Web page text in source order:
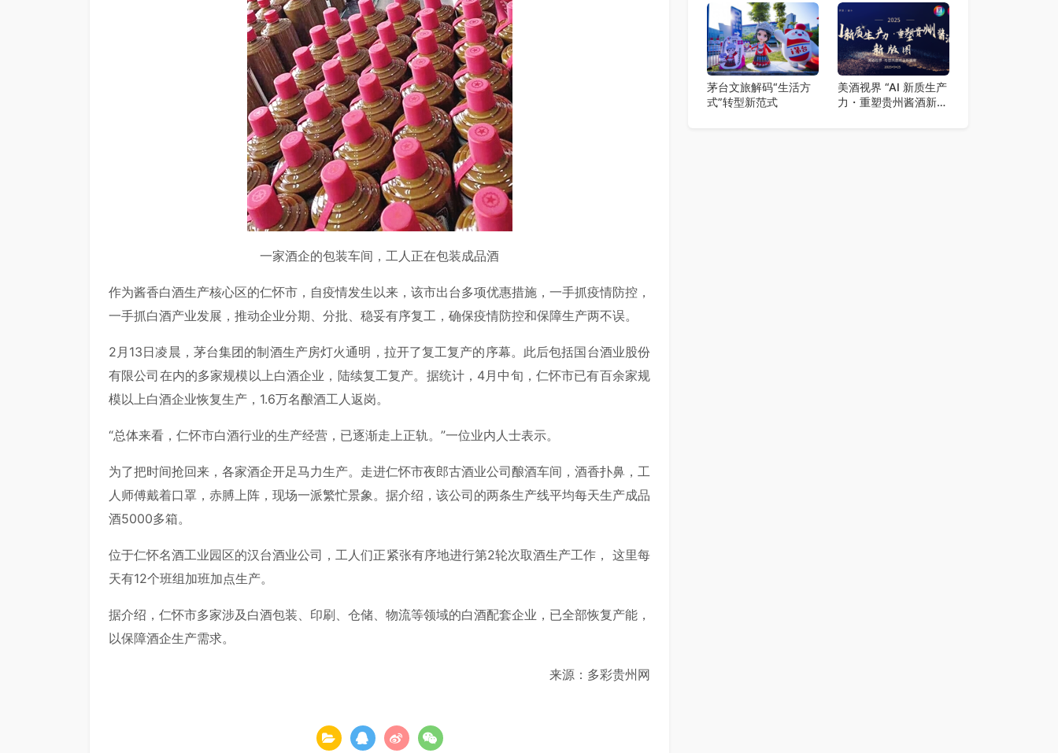
一家酒企的包装车间，工人正在包装成品酒
作为酱香白酒生产核心区的仁怀市，自疫情发生以来，该市出台多项优惠措施，一手抓疫情防控，
一手抓白酒产业发展，推动企业分期、分批、稳妥有序复工，确保疫情防控和保障生产两不误。
2月13日凌晨，茅台集团的制酒生产房灯火通明，拉开了复工复产的序幕。此后包括国台酒业股份
有限公司在内的多家规模以上白酒企业，陆续复工复产。据统计，4月中旬，仁怀市已有百余家规
模以上白酒企业恢复生产，1.6万名酿酒工人返岗。
“总体来看，仁怀市白酒行业的生产经营，已逐渐走上正轨。”一位业内人士表示。
为了把时间抢回来，各家酒企开足马力生产。走进仁怀市夜郎古酒业公司酿酒车间，酒香扑鼻，工
人师傅戴着口罩，赤膊上阵，现场一派繁忙景象。据介绍，该公司的两条生产线平均每天生产成品
酒5000多箱。
位于仁怀名酒工业园区的汉台酒业公司，工人们正紧张有序地进行第2轮次取酒生产工作， 这里每
天有12个班组加班加点生产。
据介绍，仁怀市多家涉及白酒包装、印刷、仓储、物流等领域的白酒配套企业，已全部恢复产能，
以保障酒企生产需求。
来源：多彩贵州网
茅台文旅解码“生活方
式”转型新范式
美酒视界 “AI 新质生产
力・重塑贵州酱酒新版